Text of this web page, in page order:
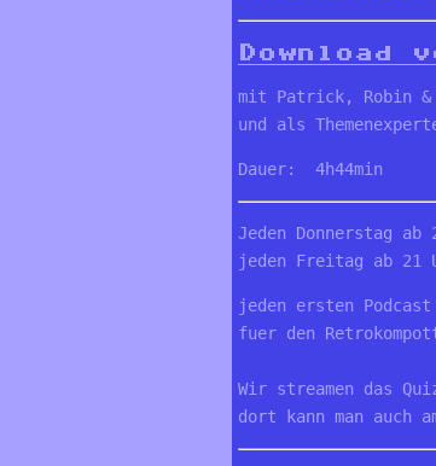
Download
mit Patrick, Robin
und als
Dauer:  4h44min
Jeden Donnerstag ab
jeden Freitag ab 21
jeden ersten
fuer den
Wir streamen das
dort kann man auch